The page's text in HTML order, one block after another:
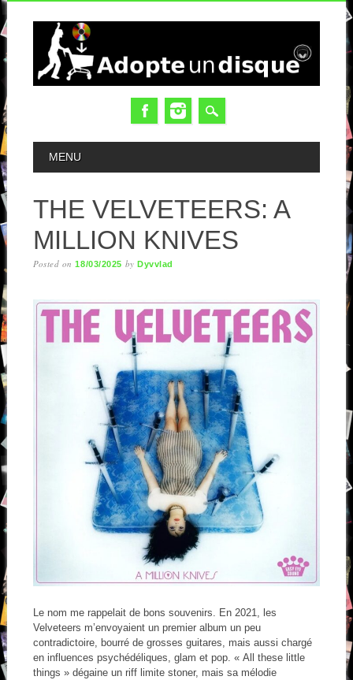
MAIN MENU
MENU
THE VELVETEERS: A
MILLION KNIVES
Posted on18/03/2025 byDyvvlad
Le nom me rappelait de bons souvenirs. En 2021, les
Velveteers m’envoyaient un premier album un peu
contradictoire, bourré de grosses guitares, mais aussi chargé
en influences psychédéliques, glam et pop. « All these little
things » dégaine un riff limite stoner, mais sa mélodie